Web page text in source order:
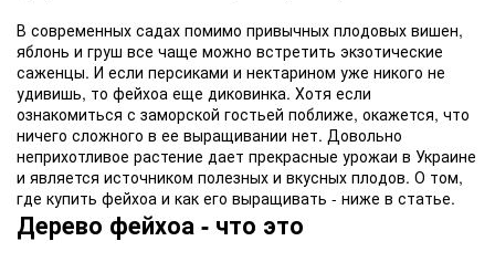
В современных садах помимо привычных плодовых вишен,
яблонь и груш все чаще можно встретить экзотические
саженцы. И если персиками и нектарином уже никого не
удивишь, то фейхоа еще диковинка. Хотя если
ознакомиться с заморской гостьей поближе, окажется, что
ничего сложного в ее выращивании нет. Довольно
неприхотливое растение дает прекрасные урожаи в Украине
и является источником полезных и вкусных плодов. О том,
где купить фейхоа и как его выращивать - ниже в статье.
Дерево фейхоа - что это